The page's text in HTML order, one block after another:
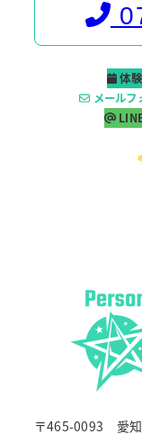
〒465-0093 愛知
体
メールフ